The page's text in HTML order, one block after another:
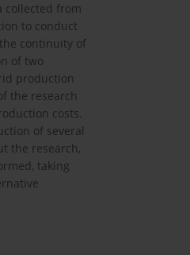
collected from
to conduct
continuity of
of two
production
the research
costs.
of several
the research,
taking